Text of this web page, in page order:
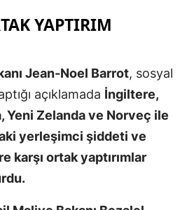
İzmir
Kars
Kastamonu
YAPTIRIM
Jean-Noel Barrot, sosyal
açıklamada İngiltere,
Yeni Zelanda ve Norveç ile
yerleşimci şiddeti ve
karşı ortak yaptırımlar